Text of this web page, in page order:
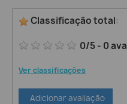
Classificação total:
0/5- 0
Ver classificações
Adicionar avaliação